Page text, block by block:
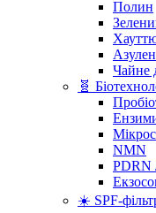
Полин
Чайне
🧬
NMN
PDRN
☀️ SPF-